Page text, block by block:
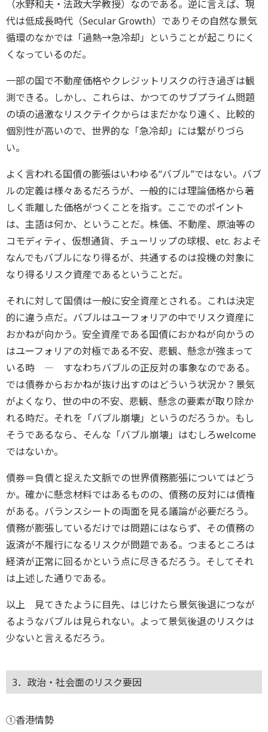
（水野和夫・法政大学教授）なのである。逆に言えば、現
代は低成長時代（Secular Growth）でありその自然な景気
循環のなかでは「過熱→急冷却」ということが起こりにく
くなっているのだ。
一部の国で不動産価格やクレジットリスクの行き過ぎは観
測できる。しかし、これらは、かつてのサブプライム問題
の頃の過激なリスクテイクからはまだかなり遠く、比較的
個別性が高いので、世界的な「急冷却」には繋がりづら
い。
よく言われる国債の膨張はいわゆる“バブル”ではない。バブ
ルの定義は様々あるだろうが、一般的には理論価格から著
しく乖離した価格がつくことを指す。ここでのポイント
は、主語は何か、ということだ。株価、不動産、原油等の
コモディティ、仮想通貨、チューリップの球根、etc. およそ
なんでもバブルになり得るが、共通するのは投機の対象に
なり得るリスク資産であるということだ。
それに対して国債は一般に安全資産とされる。これは決定
的に違う点だ。バブルはユーフォリアの中でリスク資産に
おかねが向かう。安全資産である国債におかねが向かうの
はユーフォリアの対極である不安、悲観、懸念が強まって
いる時 ― すなわちバブルの正反対の事象なのである。
では債券からおかねが抜け出すのはどういう状況か？景気
がよくなり、世の中の不安、悲観、懸念の要素が取り除か
れる時だ。それを「バブル崩壊」というのだろうか。もし
そうであるなら、そんな「バブル崩壊」はむしろwelcome
ではないか。
債券＝負債と捉えた文脈での世界債務膨張についてはどう
か。確かに懸念材料ではあるものの、債務の反対には債権
がある。バランスシートの両面を見る議論が必要だろう。
債務が膨張しているだけでは問題にはならず、その債務の
返済が不履行になるリスクが問題である。つまるところは
経済が正常に回るかという点に尽きるだろう。そしてそれ
は上述した通りである。
以上 見てきたように目先、はじけたら景気後退につなが
るようなバブルは見られない。よって景気後退のリスクは
少ないと言えるだろう。
3．政治・社会面のリスク要因
①香港情勢